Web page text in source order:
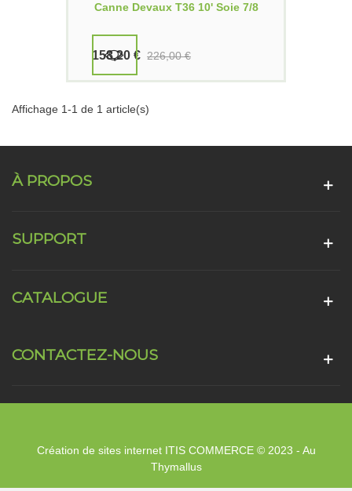
Canne Devaux T36 10' Soie 7/8
158,20 € 226,00 €
Affichage 1-1 de 1 article(s)
À PROPOS
CONTACTEZ-NOUS
SUPPORT
CATALOGUE
Création de sites internet ITIS COMMERCE © 2023 - Au
Thymallus